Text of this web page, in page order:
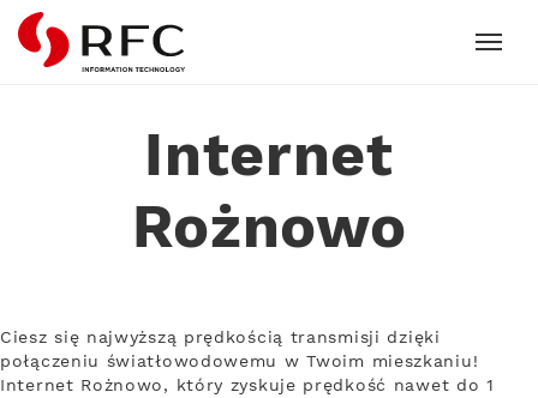
RFC
Internet
Rożnowo
Ciesz się najwyższą prędkością transmisji dzięki
połączeniu światłowodowemu w Twoim mieszkaniu!
Internet Rożnowo, który zyskuje prędkość nawet do 1